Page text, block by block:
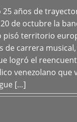
25 años de
20 de octubre la
pisó territorio
de carrera
logró el
venezolano que
[…]
+